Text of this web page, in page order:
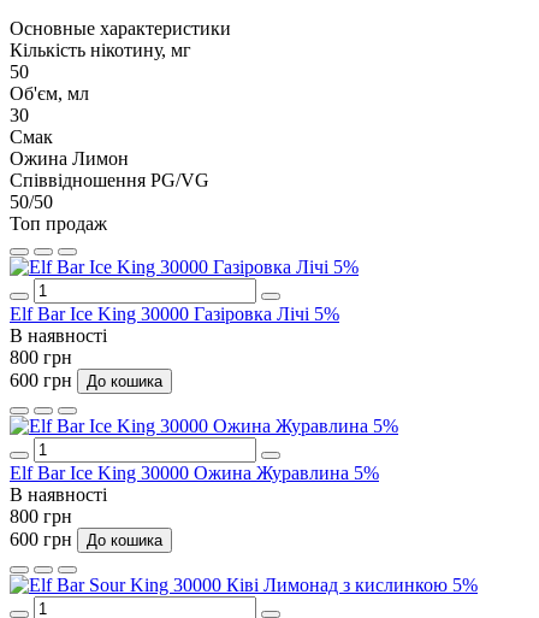
Основные характеристики
Кількість нікотину, мг
50
Об'єм, мл
30
Смак
Ожина Лимон
Співвідношення PG/VG
50/50
Топ продаж
Elf Bar Ice King 30000 Газіровка Лічі 5%
В наявності
800 грн
600 грн
До кошика
Elf Bar Ice King 30000 Ожина Журавлина 5%
В наявності
800 грн
600 грн
До кошика